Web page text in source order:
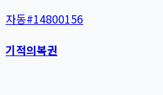
자동#14800156
기적의복권